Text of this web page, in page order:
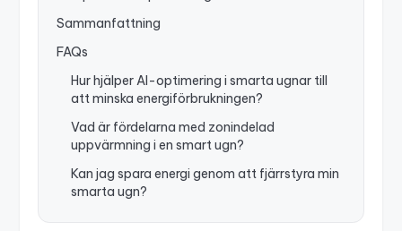
Sammanfattning
FAQs
Hur hjälper AI-optimering i smarta ugnar till
att minska energiförbrukningen?
Vad är fördelarna med zonindelad
uppvärmning i en smart ugn?
Kan jag spara energi genom att fjärrstyra min
smarta ugn?